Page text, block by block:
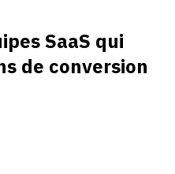
SaaS qui
de conversion